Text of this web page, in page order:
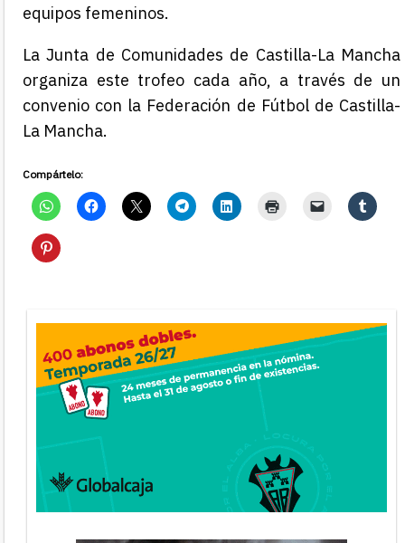
equipos femeninos.
La Junta de Comunidades de Castilla-La Mancha
organiza este trofeo cada año, a través de un
convenio con la Federación de Fútbol de Castilla-
La Mancha.
Compártelo: